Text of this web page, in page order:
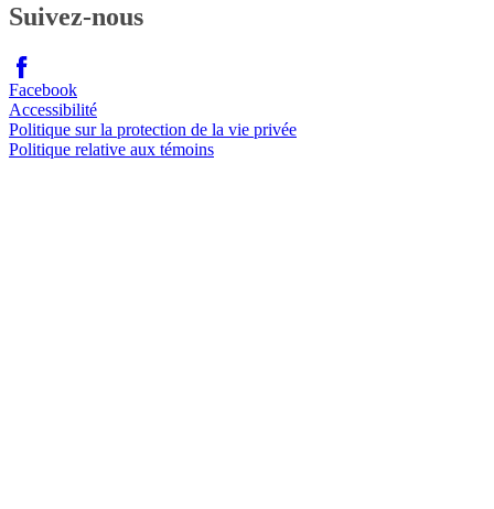
Suivez-nous
Facebook
Accessibilité
Politique sur la protection de la vie privée
Politique relative aux témoins